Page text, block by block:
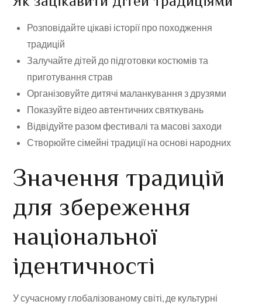
Розповідайте цікаві історії про походження
традицій
Залучайте дітей до підготовки костюмів та
приготування страв
Організовуйте дитячі маланкування з друзями
Показуйте відео автентичних святкувань
Відвідуйте разом фестивалі та масові заходи
Створюйте сімейні традиції на основі народних
Значення традицій
для збереження
національної
ідентичності
У сучасному глобалізованому світі, де культурні